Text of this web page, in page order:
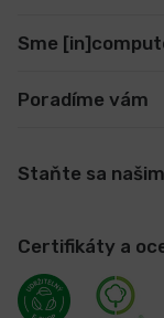
Sme
Poradíme vám
Staňte sa
Certifikáty a